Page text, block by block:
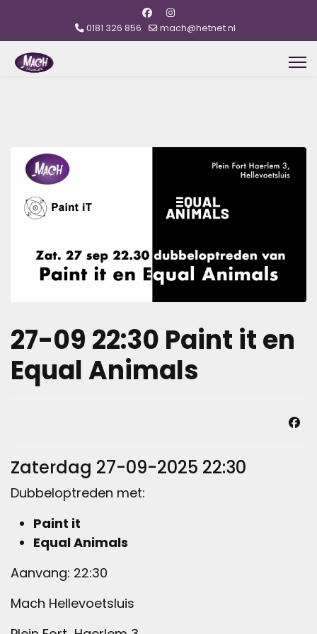
0181 326 856 mach@hetnet.nl
27-09 22:30 Paint it en
Equal Animals
Zaterdag 27-09-2025 22:30
Dubbeloptreden met:
Paint it
Equal Animals
Aanvang: 22:30
Mach Hellevoetsluis